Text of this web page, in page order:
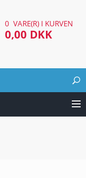
0 VARE(R) I KURVEN
0,00 DKK